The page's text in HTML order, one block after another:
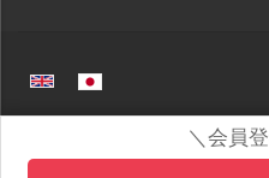
＼会員